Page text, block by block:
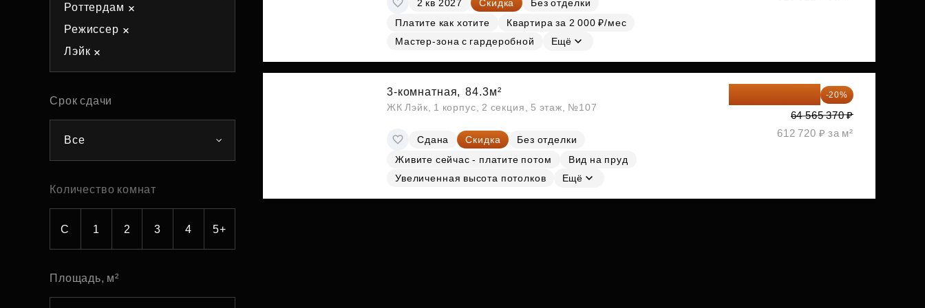
Субсидии
Роттердам
Режиссер
Лэйк
Срок сдачи
Все
Количество комнат
С 1 2 3 4 5+
Площадь, м²
2 кв 2027 Скидка
Без отделки
Платите как хотите
Квартира за 2 000 ₽/мес
Мастер-зона с гардеробной
Ещё
3-комнатная, 84.3м²
ЖК Лэйк, 1 корпус, 2 секция, 5 этаж, №107
Сдана Скидка
Без отделки
Живите сейчас - платите потом
Вид на пруд
Увеличенная высота потолков
Ещё
-20%
64 565 370 ₽
612 720 ₽ за м²